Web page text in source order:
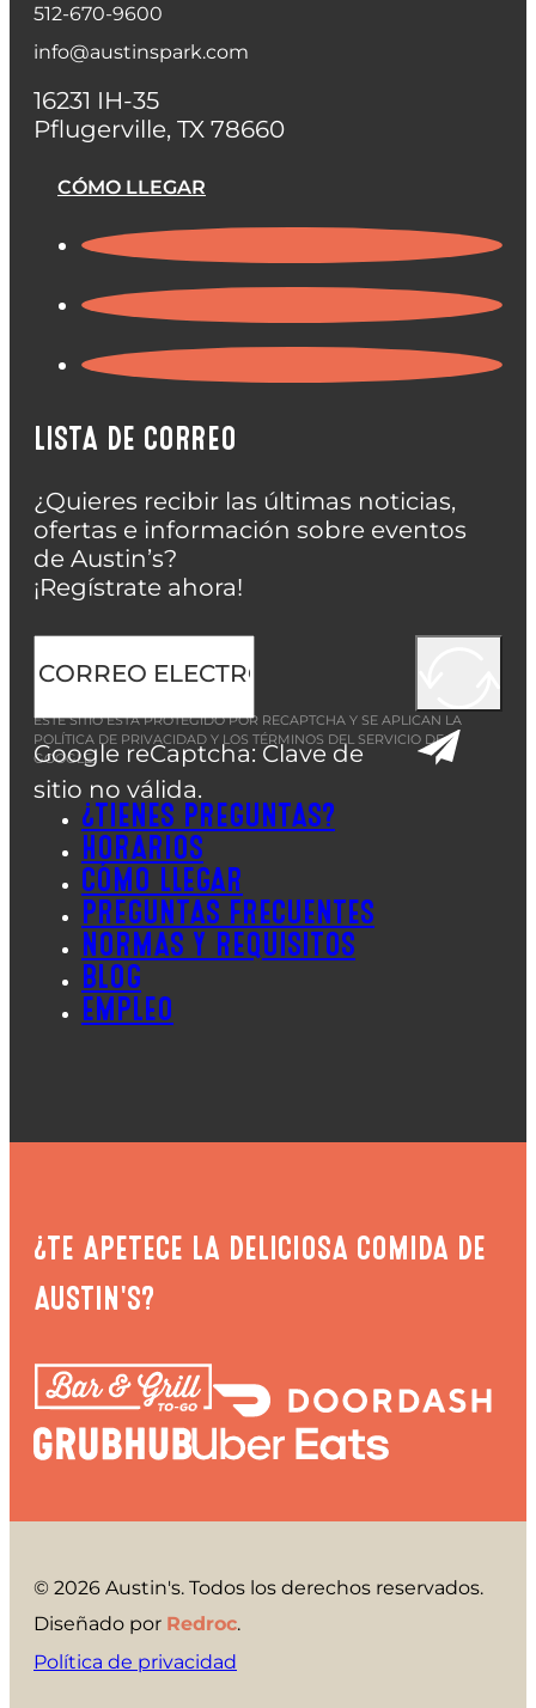
512-670-9600
info@austinspark.com
16231 IH-35
Pflugerville, TX 78660
CÓMO LLEGAR
LISTA DE CORREO
¿Quieres recibir las últimas noticias,
ofertas e información sobre eventos
de Austin’s?
¡Regístrate ahora!
Google reCaptcha: Clave de
sitio no válida.
ESTE SITIO ESTÁ PROTEGIDO POR RECAPTCHA Y SE APLICAN LA
POLÍTICA DE PRIVACIDAD Y LOS TÉRMINOS DEL SERVICIO DE
GOOGLE.
¿TIENES PREGUNTAS?
HORARIOS
CÓMO LLEGAR
PREGUNTAS FRECUENTES
NORMAS Y REQUISITOS
BLOG
EMPLEO
¿TE APETECE LA DELICIOSA COMIDA DE
AUSTIN'S?
© 2026 Austin's. Todos los derechos reservados.
Diseñado por Redroc.
Política de privacidad